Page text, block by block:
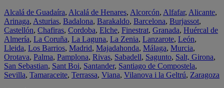
Alcalá de Guadaíra, Alcalá de Henares, Alcorcón, Alfafar, Alicante,
Arinaga, Asturias, Badalona, Barakaldo, Barcelona, Burjassot,
Castellón, Chafiras, Cordoba, Elche, Finestrat, Granada, Huércal de
Almería, La Coruña, La Laguna, La Zenia, Lanzarote, León,
Lleida, Los Barrios, Madrid, Majadahonda, Málaga, Murcia,
Orotava, Palma, Pamplona, Rivas, Sabadell, Sagunto, Salt, Girona,
San Sebastian, Sant Boi, Santander, Santiago de Compostela,
Sevilla, Tamaraceite, Terrassa, Viana, Vilanova i la Geltrú, Zaragoza